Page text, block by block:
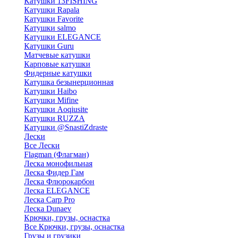
Катушки Rapala
Катушки Favorite
Катушки salmo
Катушки ELEGANCE
Катушки Guru
Матчевые катушки
Карповые катушки
Фидерные катушки
Катушка безынерционная
Катушки Haibo
Катушки Mifine
Катушки Aoqiusite
Катушки RUZZA
Катушки @SnastiZdraste
Лески
Все Лески
Flagman (Флагман)
Леска монофильная
Леска Фидер Гам
Леска Флюрокарбон
Леска ELEGANCE
Леска Carp Pro
Леска Dunaev
Крючки, грузы, оснастка
Все Крючки, грузы, оснастка
Грузы и грузики